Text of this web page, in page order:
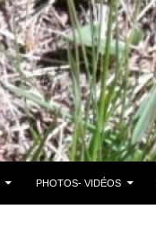
PHOTOS- VIDÉOS